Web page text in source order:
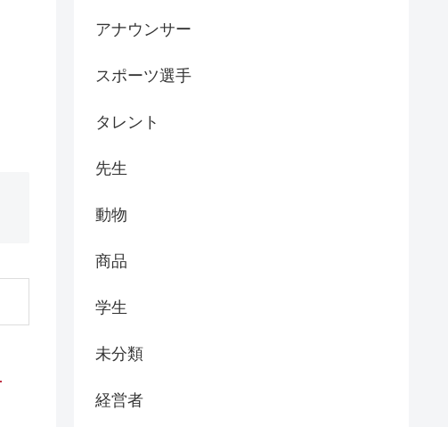
アナウンサー
スポーツ選手
タレント
先生
動物
商品
学生
未分類
経営者